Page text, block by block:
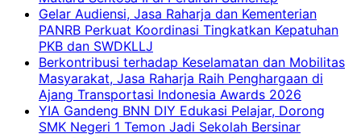
Gelar Audiensi, Jasa Raharja dan Kementerian
PANRB Perkuat Koordinasi Tingkatkan Kepatuhan
PKB dan SWDKLLJ
Berkontribusi terhadap Keselamatan dan Mobilitas
Masyarakat, Jasa Raharja Raih Penghargaan di
Ajang Transportasi Indonesia Awards 2026
YIA Gandeng BNN DIY Edukasi Pelajar, Dorong
SMK Negeri 1 Temon Jadi Sekolah Bersinar